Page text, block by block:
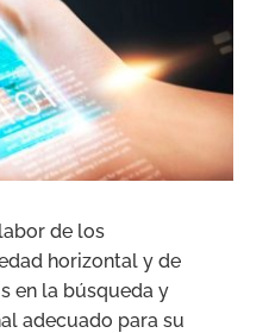
de los
horizontal y de
en la búsqueda y
adecuado para su